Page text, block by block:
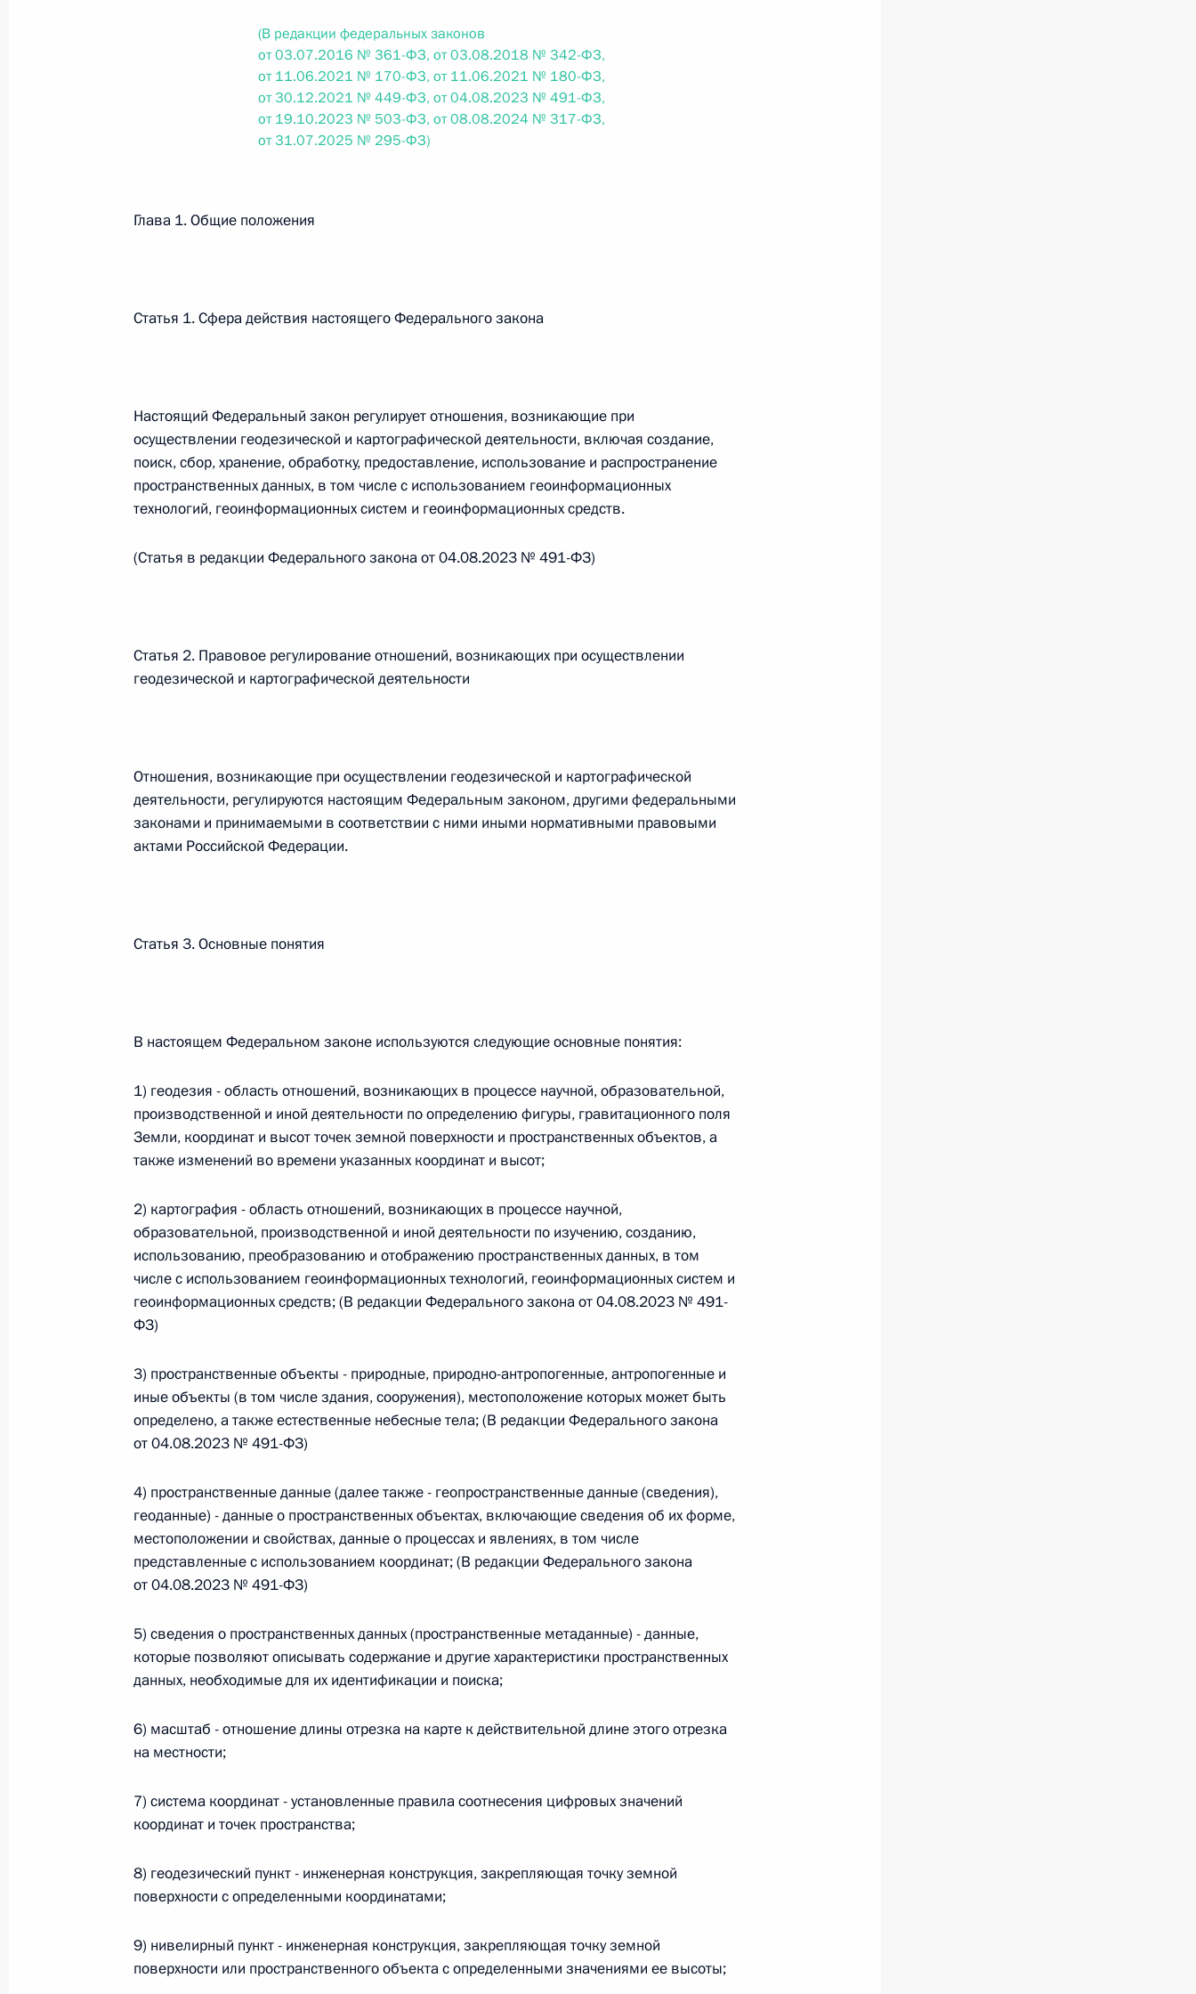
Федеральный закон от 26.07.2026 г. № 242-ФЗ
О внесении изменений в статьи 85 и 102 части первой и статью 227–1 части второй Налогового
кодекса Российской Федерации
Федеральный закон от 26.07.2026 г. № 246-ФЗ
26 июля 2026 года
Федеральный закон от 26.07.2026 г. № 267-ФЗ
и добровольчестве (волонтерстве)»
Федеральный закон от 26.07.2026 г. № 251-ФЗ
Федеральный закон от 26.07.2026 г. № 264-ФЗ
О внесении изменения в статью 10 Федерального закона «Об автономных учреждениях»
Федеральный закон от 26.07.2026 г. № 244-ФЗ
Министров Киргизской Республики о правовом статусе представительств компетентных органов
по вопросам внутренних дел и миграции в Российской Федерации и Киргизской Республике
26 июля 2026 года
Федеральный закон от 26.07.2026 г. № 252-ФЗ
Федерального закона «Об обеспечении единства измерений»
26 июля 2026 года
Федеральный закон от 26.07.2026 г. № 250-ФЗ
О внесении изменений в Кодекс Российской Федерации об административных правонарушениях
Федеральный закон от 26.07.2026 г. № 266-ФЗ
О внесении изменения в статью 6 Закона Российской Федерации «О защите прав потребителей»
О внесении изменений в статью 9.21 Кодекса Российской Федерации об административных
правонарушениях
Федеральный закон от 26.07.2026 г. № 245-ФЗ
О ратификации Соглашения между Правительством Российской Федерации и Правительством
(В редакции федеральных законов
от 03.07.2016 № 361-ФЗ, от 03.08.2018 № 342-ФЗ,
от 11.06.2021 № 170-ФЗ, от 11.06.2021 № 180-ФЗ,
от 30.12.2021 № 449-ФЗ, от 04.08.2023 № 491-ФЗ,
от 19.10.2023 № 503-ФЗ, от 08.08.2024 № 317-ФЗ,
от 31.07.2025 № 295-ФЗ)
Глава 1. Общие положения
Статья 1. Сфера действия настоящего Федерального закона
Настоящий Федеральный закон регулирует отношения, возникающие при
осуществлении геодезической и картографической деятельности, включая создание,
поиск, сбор, хранение, обработку, предоставление, использование и распространение
пространственных данных, в том числе с использованием геоинформационных
технологий, геоинформационных систем и геоинформационных средств.
(Статья в редакции Федерального закона от 04.08.2023 № 491-ФЗ)
Статья 2. Правовое регулирование отношений, возникающих при осуществлении
геодезической и картографической деятельности
Отношения, возникающие при осуществлении геодезической и картографической
деятельности, регулируются настоящим Федеральным законом, другими федеральными
законами и принимаемыми в соответствии с ними иными нормативными правовыми
актами Российской Федерации.
Статья 3. Основные понятия
В настоящем Федеральном законе используются следующие основные понятия:
1) геодезия - область отношений, возникающих в процессе научной, образовательной,
производственной и иной деятельности по определению фигуры, гравитационного поля
Земли, координат и высот точек земной поверхности и пространственных объектов, а
также изменений во времени указанных координат и высот;
2) картография - область отношений, возникающих в процессе научной,
образовательной, производственной и иной деятельности по изучению, созданию,
использованию, преобразованию и отображению пространственных данных, в том
числе с использованием геоинформационных технологий, геоинформационных систем и
геоинформационных средств; (В редакции Федерального закона от 04.08.2023 № 491-
ФЗ)
3) пространственные объекты - природные, природно-антропогенные, антропогенные и
иные объекты (в том числе здания, сооружения), местоположение которых может быть
определено, а также естественные небесные тела; (В редакции Федерального закона
от 04.08.2023 № 491-ФЗ)
4) пространственные данные (далее также - геопространственные данные (сведения),
геоданные) - данные о пространственных объектах, включающие сведения об их форме,
местоположении и свойствах, данные о процессах и явлениях, в том числе
представленные с использованием координат; (В редакции Федерального закона
от 04.08.2023 № 491-ФЗ)
5) сведения о пространственных данных (пространственные метаданные) - данные,
которые позволяют описывать содержание и другие характеристики пространственных
данных, необходимые для их идентификации и поиска;
6) масштаб - отношение длины отрезка на карте к действительной длине этого отрезка
на местности;
7) система координат - установленные правила соотнесения цифровых значений
координат и точек пространства;
8) геодезический пункт - инженерная конструкция, закрепляющая точку земной
поверхности с определенными координатами;
9) нивелирный пункт - инженерная конструкция, закрепляющая точку земной
поверхности или пространственного объекта с определенными значениями ее высоты;